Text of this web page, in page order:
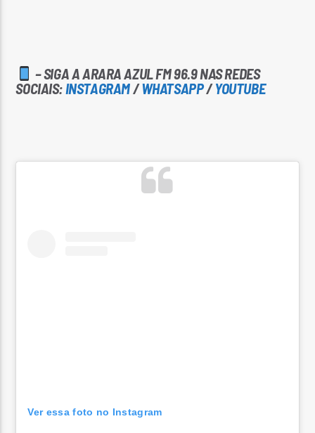
– SIGA A ARARA AZUL FM 96.9 NAS REDES
SOCIAIS: INSTAGRAM/WHATSAPP/YOUTUBE
Ver essa foto no Instagram